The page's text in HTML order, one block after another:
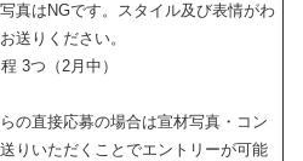
真はNGです。スタイル及び表情がわ
送りください。
3つ（2月中）
の直接応募の場合は宣材写真・コン
りいただくことでエントリーが可能